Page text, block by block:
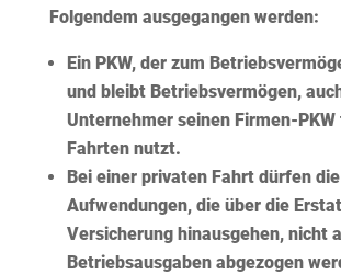
Folgendem ausgegangen werden:
Ein PKW, der zum
und bleibt Betriebsvermögen,
Unternehmer seinen Firmen-
Fahrten nutzt.
Bei einer privaten Fahrt dürfen die
Aufwendungen, die über die
Versicherunghinausgehen, nicht
Betriebsausgaben abgezogen